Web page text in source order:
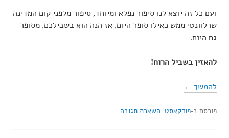
ועם כל זה יוצא לנו סיפור נפלא ומיוחד, סיפור מלפני קום המדינה
שרלוונטי ממש כאילו סופר היום, אז הנה הוא בשבילכם, מסופר
גם היום.
להאזין בשביל הרוח!
להמשך ←
פורסם ב-פודקאסט השארת תגובה